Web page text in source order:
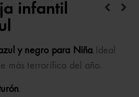
infantil
y negro para Niña.Ideal
más terrorífica del año.
.